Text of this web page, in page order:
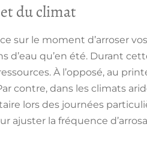
du climat
sur le moment d’arroser
d’eau qu’en été. Durant
À l’opposé, au
contre, dans les climats
lors des journées
ajuster la fréquence